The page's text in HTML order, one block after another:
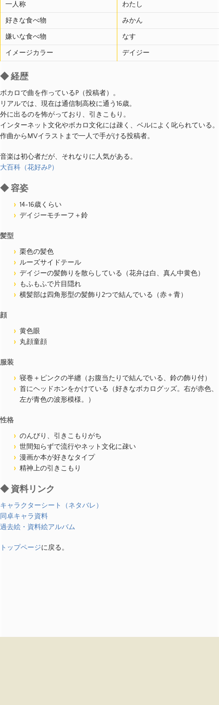
一人称 わたし
好きな食べ物 みかん
嫌いな食べ物 なす
イメージカラー デイジー
◆ 経歴
ボカロで曲を作っているP（投稿者）。
リアルでは、現在は通信制高校に通う16歳。
外に出るのを怖がっており、引きこもり。
インターネット文化やボカロ文化には疎く、ベルによく叱られている。
作曲からMVイラストまで一人で手がける投稿者。
音楽は初心者だが、それなりに人気がある。
大百科（花好みP）
◆ 容姿
14~16歳くらい
デイジーモチーフ＋鈴
髪型
栗色の髪色
ルーズサイドテール
デイジーの髪飾りを散らしている（花弁は白、真ん中黄色）
もふもふで片目隠れ
横髪部は四角形型の髪飾り2つで結んでいる（赤＋青）
顔
黄色眼
丸顔童顔
服装
寝巻＋ピンクの半纏（お腹当たりで結んでいる、鈴の飾り付）
首にヘッドホンをかけている（好きなボカログッズ。右が赤色、
左が青色の波形模様。）
性格
のんびり、引きこもりがち
世間知らずで流行やネット文化に疎い
漫画か本が好きなタイプ
精神上の引きこもり
◆ 資料リンク
キャラクターシート（ネタバレ）
同卓キャラ資料
過去絵・資料絵アルバム
トップページに戻る。